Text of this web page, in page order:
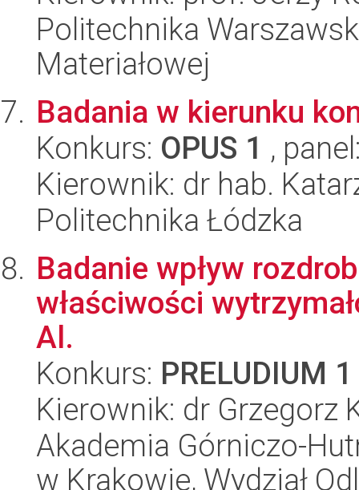
Politechnika
Materiałowej
Badania w kierunku
Konkurs: OPUS 1 ,
Kierownik: dr hab.
Politechnika Łódzka
Badanie wpływ
właściwości
Al.
Konkurs: PRELUDIUM 1
Kierownik: dr Grzegorz
Akademia Górniczo-
w Krakowie, Wydział